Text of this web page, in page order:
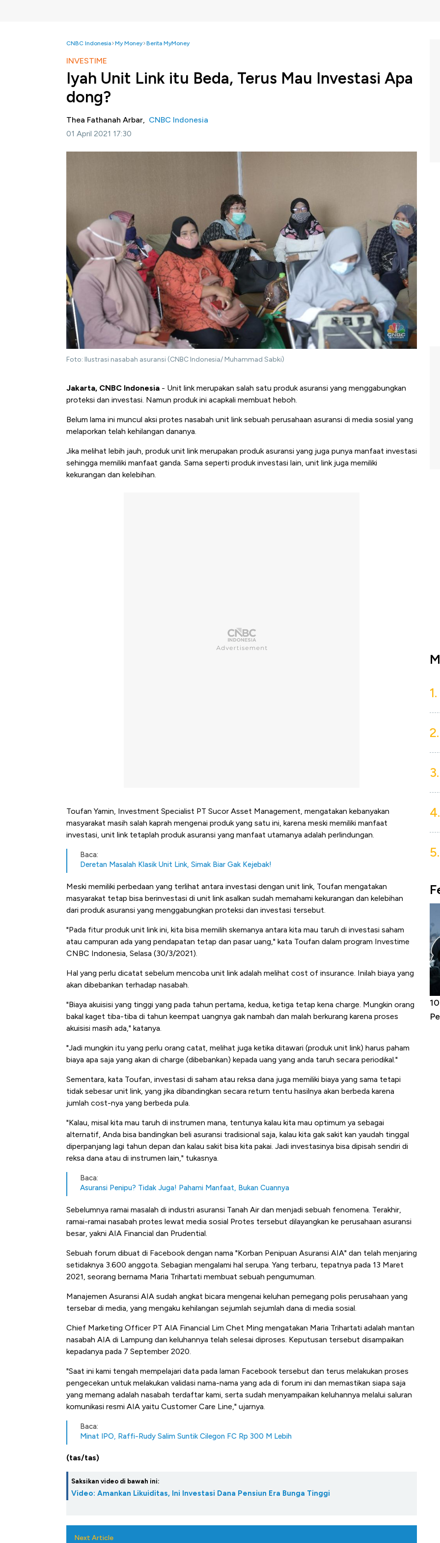
CNBC Indonesia My Money Berita MyMoney
INVESTIME
Iyah Unit Link itu Beda, Terus Mau Investasi Apa
dong?
Thea Fathanah Arbar, CNBC Indonesia
01 April 2021 17:30
Foto: Ilustrasi nasabah asuransi (CNBC Indonesia/ Muhammad Sabki)
Jakarta, CNBC Indonesia - Unit link merupakan salah satu produk asuransi yang menggabungkan
proteksi dan investasi. Namun produk ini acapkali membuat heboh.
Belum lama ini muncul aksi protes nasabah unit link sebuah perusahaan asuransi di media sosial yang
melaporkan telah kehilangan dananya.
Jika melihat lebih jauh, produk unit link merupakan produk asuransi yang juga punya manfaat investasi
sehingga memiliki manfaat ganda. Sama seperti produk investasi lain, unit link juga memiliki
kekurangan dan kelebihan.
Toufan Yamin, Investment Specialist PT Sucor Asset Management, mengatakan kebanyakan
masyarakat masih salah kaprah mengenai produk yang satu ini, karena meski memiliki manfaat
investasi, unit link tetaplah produk asuransi yang manfaat utamanya adalah perlindungan.
Baca:
Deretan Masalah Klasik Unit Link, Simak Biar Gak Kejebak!
Meski memiliki perbedaan yang terlihat antara investasi dengan unit link, Toufan mengatakan
masyarakat tetap bisa berinvestasi di unit link asalkan sudah memahami kekurangan dan kelebihan
dari produk asuransi yang menggabungkan proteksi dan investasi tersebut.
"Pada fitur produk unit link ini, kita bisa memilih skemanya antara kita mau taruh di investasi saham
atau campuran ada yang pendapatan tetap dan pasar uang," kata Toufan dalam program Investime
CNBC Indonesia, Selasa (30/3/2021).
Hal yang perlu dicatat sebelum mencoba unit link adalah melihat cost of insurance. Inilah biaya yang
akan dibebankan terhadap nasabah.
"Biaya akuisisi yang tinggi yang pada tahun pertama, kedua, ketiga tetap kena charge. Mungkin orang
bakal kaget tiba-tiba di tahun keempat uangnya gak nambah dan malah berkurang karena proses
akuisisi masih ada," katanya.
"Jadi mungkin itu yang perlu orang catat, melihat juga ketika ditawari (produk unit link) harus paham
biaya apa saja yang akan di charge (dibebankan) kepada uang yang anda taruh secara periodikal."
Sementara, kata Toufan, investasi di saham atau reksa dana juga memiliki biaya yang sama tetapi
tidak sebesar unit link, yang jika dibandingkan secara return tentu hasilnya akan berbeda karena
jumlah cost-nya yang berbeda pula.
"Kalau, misal kita mau taruh di instrumen mana, tentunya kalau kita mau optimum ya sebagai
alternatif, Anda bisa bandingkan beli asuransi tradisional saja, kalau kita gak sakit kan yaudah tinggal
diperpanjang lagi tahun depan dan kalau sakit bisa kita pakai. Jadi investasinya bisa dipisah sendiri di
reksa dana atau di instrumen lain," tukasnya.
Baca:
Asuransi Penipu? Tidak Juga! Pahami Manfaat, Bukan Cuannya
Sebelumnya ramai masalah di industri asuransi Tanah Air dan menjadi sebuah fenomena. Terakhir,
ramai-ramai nasabah protes lewat media sosial Protes tersebut dilayangkan ke perusahaan asuransi
besar, yakni AIA Financial dan Prudential.
Sebuah forum dibuat di Facebook dengan nama "Korban Penipuan Asuransi AIA" dan telah menjaring
setidaknya 3.600 anggota. Sebagian mengalami hal serupa. Yang terbaru, tepatnya pada 13 Maret
2021, seorang bernama Maria Trihartati membuat sebuah pengumuman.
Manajemen Asuransi AIA sudah angkat bicara mengenai keluhan pemegang polis perusahaan yang
tersebar di media, yang mengaku kehilangan sejumlah sejumlah dana di media sosial.
Chief Marketing Officer PT AIA Financial Lim Chet Ming mengatakan Maria Trihartati adalah mantan
nasabah AIA di Lampung dan keluhannya telah selesai diproses. Keputusan tersebut disampaikan
kepadanya pada 7 September 2020.
"Saat ini kami tengah mempelajari data pada laman Facebook tersebut dan terus melakukan proses
pengecekan untuk melakukan validasi nama-nama yang ada di forum ini dan memastikan siapa saja
yang memang adalah nasabah terdaftar kami, serta sudah menyampaikan keluhannya melalui saluran
komunikasi resmi AIA yaitu Customer Care Line," ujarnya.
Baca:
Minat IPO, Raffi-Rudy Salim Suntik Cilegon FC Rp 300 M Lebih
(tas/tas)
Saksikan video di bawah ini:
Video: Amankan Likuiditas, Ini Investasi Dana Pensiun Era Bunga Tinggi
Next Article
1.
2.
3.
4.
5.
Kongo Tutup Keran Ekspor, Harga
Tembaga Terbang ke Zona Berbahaya
Adu Panas Kinerja Emiten Minyak RI,
Mana yang Cuannya Paling Menyala?